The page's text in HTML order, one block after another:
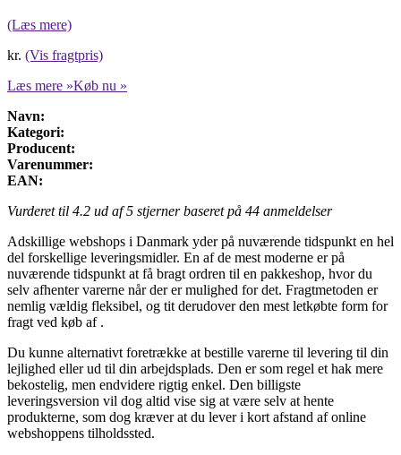
(Læs mere)
kr. (Vis fragtpris)
Læs mere »Køb nu »
Navn:
Kategori:
Producent:
Varenummer:
EAN:
Vurderet til 4.2 ud af 5 stjerner baseret på 44 anmeldelser
Adskillige webshops i Danmark yder på nuværende tidspunkt en hel
del forskellige leveringsmidler. En af de mest moderne er på
nuværende tidspunkt at få bragt ordren til en pakkeshop, hvor du
selv afhenter varerne når der er mulighed for det. Fragtmetoden er
nemlig vældig fleksibel, og tit derudover den mest letkøbte form for
fragt ved køb af .
Du kunne alternativt foretrække at bestille varerne til levering til din
lejlighed eller ud til din arbejdsplads. Den er som regel et hak mere
bekostelig, men endvidere rigtig enkel. Den billigste
leveringsversion vil dog altid vise sig at være selv at hente
produkterne, som dog kræver at du lever i kort afstand af online
webshoppens tilholdssted.